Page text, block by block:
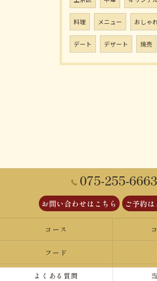
料理 メニュー おしゃ
デート デザート 焼売
075-255-6663
お問い合わせはこちら ご予約は
コース
フード
よくある質問